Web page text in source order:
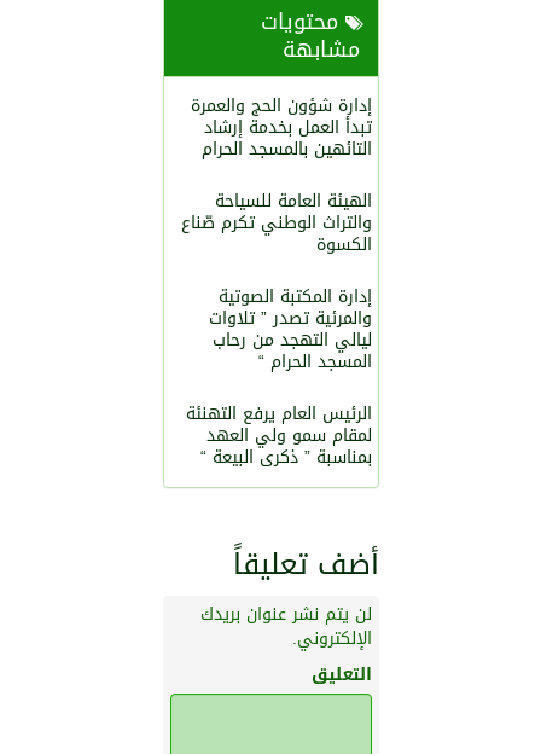
محتويات
مشابهة
إدارة شؤون الحج والعمرة
تبدأ العمل بخدمة إرشاد
التائهين بالمسجد الحرام
الهيئة العامة للسياحة
والتراث الوطني تكرم صّناع
الكسوة
إدارة المكتبة الصوتية
والمرئية تصدر ” تلاوات
ليالي التهجد من رحاب
المسجد الحرام “
الرئيس العام يرفع التهنئة
لمقام سمو ولي العهد
بمناسبة ” ذكرى البيعة “
أضف تعليقاً
لن يتم نشر عنوان بريدك
الإلكتروني.
التعليق